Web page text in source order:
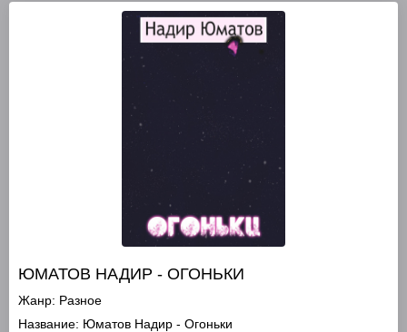
ЮМАТОВ НАДИР - ОГОНЬКИ
Жанр: Разное
Название: Юматов Надир - Огоньки